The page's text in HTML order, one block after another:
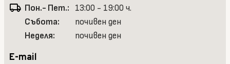
local_shipping Пон.- Пет.:
13:00 - 19:00 ч.
Събота:
почивен ден
Неделя:
почивен ден
E-mail